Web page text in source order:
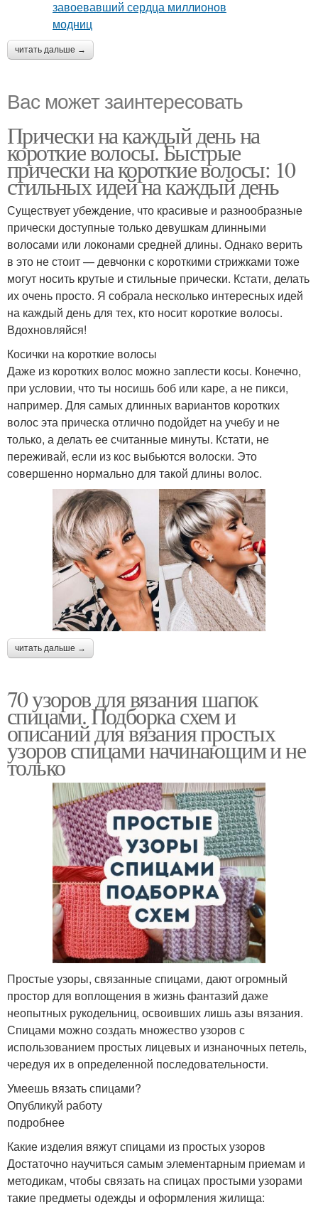
читать дальше →
Вас может заинтересовать
Прически на каждый день на
короткие волосы. Быстрые
прически на короткие волосы: 10
стильных идей на каждый день
Существует убеждение, что красивые и разнообразные
прически доступные только девушкам длинными
волосами или локонами средней длины. Однако верить
в это не стоит — девчонки с короткими стрижками тоже
могут носить крутые и стильные прически. Кстати, делать
их очень просто. Я собрала несколько интересных идей
на каждый день для тех, кто носит короткие волосы.
Вдохновляйся!
Косички на короткие волосы
Даже из коротких волос можно заплести косы. Конечно,
при условии, что ты носишь боб или каре, а не пикси,
например. Для самых длинных вариантов коротких
волос эта прическа отлично подойдет на учебу и не
только, а делать ее считанные минуты. Кстати, не
переживай, если из кос выбьются волоски. Это
совершенно нормально для такой длины волос.
читать дальше →
70 узоров для вязания шапок
спицами. Подборка схем и
описаний для вязания простых
узоров спицами начинающим и не
только
Простые узоры, связанные спицами, дают огромный
простор для воплощения в жизнь фантазий даже
неопытных рукодельниц, освоивших лишь азы вязания.
Спицами можно создать множество узоров с
использованием простых лицевых и изнаночных петель,
чередуя их в определенной последовательности.
Умеешь вязать спицами?
Опубликуй работу
подробнее
Какие изделия вяжут спицами из простых узоров
Достаточно научиться самым элементарным приемам и
методикам, чтобы связать на спицах простыми узорами
такие предметы одежды и оформления жилища: